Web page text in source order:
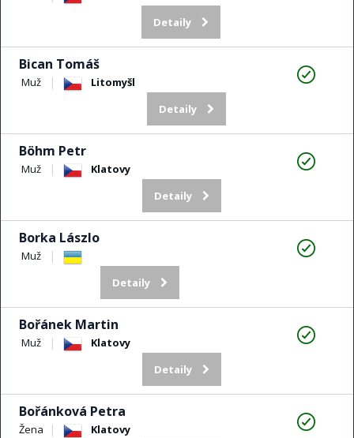
Detaily
Bican Tomáš
Muž
Litomyšl
Detaily
Böhm Petr
Muž
Klatovy
Detaily
Borka Lászlo
Muž
Detaily
Bořánek Martin
Muž
Klatovy
Detaily
Bořánková Petra
Žena
Klatovy